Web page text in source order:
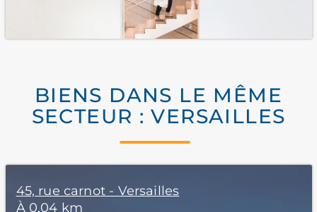
BIENS DANS LE MÊME
SECTEUR : VERSAILLES
45, rue carnot - Versailles
À 0,04 km